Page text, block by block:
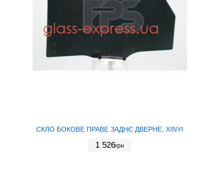
СКЛО БОКОВЕ ПРАВЕ ЗАДНЄ ДВЕРНЕ, XINYI
1 526грн